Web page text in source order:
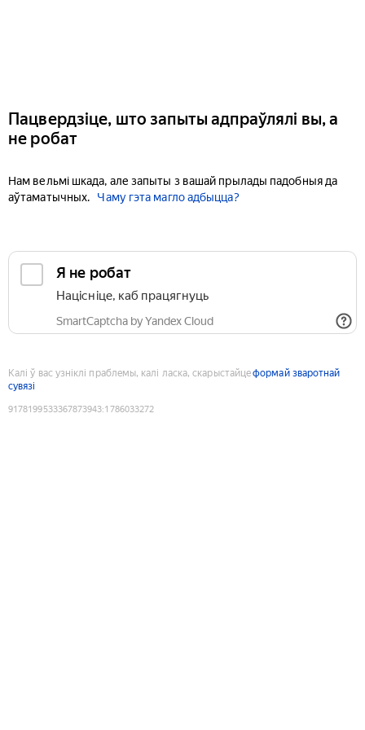
Пацвердзіце, што запыты адпраўлялі вы, а
не робат
Нам вельмі шкада, але запыты з вашай прылады падобныя да
аўтаматычных.
Чаму гэта магло адбыцца?
Я не робат
Націсніце, каб працягнуць
SmartCaptcha by Yandex Cloud
Калі ў вас узніклі праблемы, калі ласка, скарыстайцеформай зваротнай
сувязі
9178199533367873943:1786033272